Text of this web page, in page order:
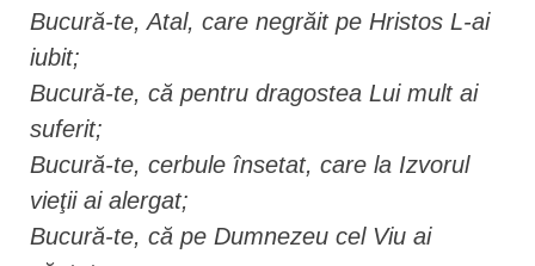
Bucură-te, Atal, care negrăit pe Hristos L-ai
iubit;
Bucură-te, că pentru dragostea Lui mult ai
suferit;
Bucură-te, cerbule însetat, care la Izvorul
vieţii ai alergat;
Bucură-te, că pe Dumnezeu cel Viu ai